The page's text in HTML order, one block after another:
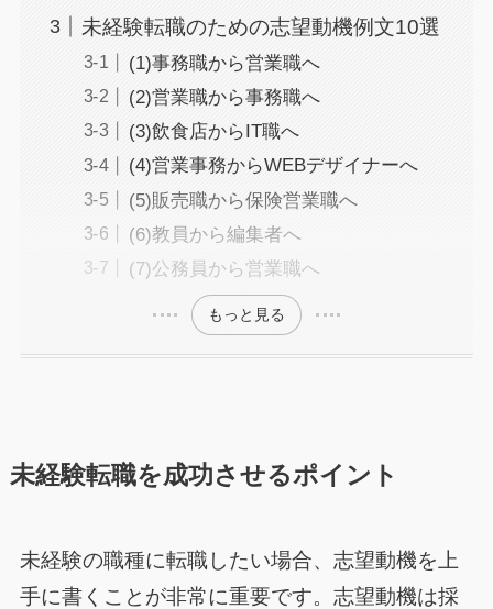
未経験転職のための志望動機例文10選
(1)事務職から営業職へ
(2)営業職から事務職へ
(3)飲食店からIT職へ
(4)営業事務からWEBデザイナーへ
(5)販売職から保険営業職へ
(6)教員から編集者へ
(7)公務員から営業職へ
もっと見る
未経験転職を成功させるポイント
未経験の職種に転職したい場合、志望動機を上
手に書くことが非常に重要です。志望動機は採